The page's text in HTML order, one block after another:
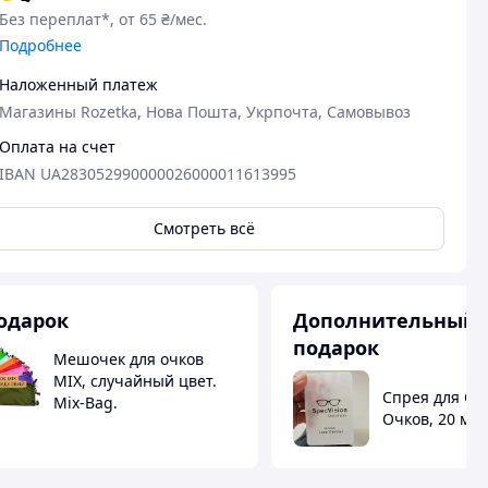
Без переплат*, от 65 ₴/мес.
Подробнее
Наложенный платеж
Магазины Rozetka, Нова Пошта, Укрпочта, Самовывоз
Оплата на счет
IBAN UA283052990000026000011613995
Смотреть всё
Мешочек для очков
MIX, случайный цвет.
Mix-Bag.
Дополнительный
подарок
Спрея для
Очков, 20 мл